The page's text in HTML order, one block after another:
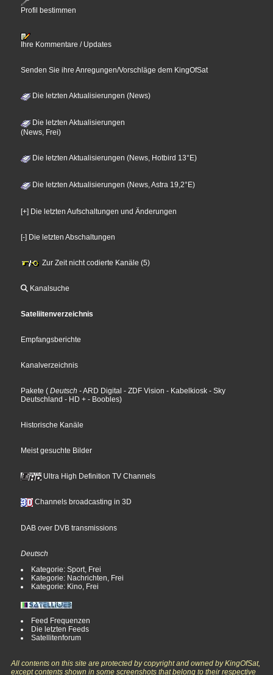
Profil bestimmen
Ihre Kommentare / Updates
Senden Sie ihre Anregungen/Vorschläge dem KingOfSat
Die letzten Aktualisierungen (News)
Die letzten Aktualisierungen
(News, Frei)
Die letzten Aktualisierungen (News, Hotbird 13°E)
Die letzten Aktualisierungen (News, Astra 19,2°E)
[+] Die letzten Aufschaltungen und Änderungen
[-] Die letzten Abschaltungen
Zur Zeit nicht codierte Kanäle (5)
Kanalsuche
Sateliitenverzeichnis
Empfangsberichte
Kanalverzeichnis
Pakete ( Deutsch - ARD Digital - ZDF Vision - Kabelkiosk - Sky
Deutschland - HD + - Boobles)
Historische Kanäle
Meist gesuchte Bilder
Ultra High Definition TV Channels
Channels broadcasting in 3D
DAB over DVB transmissions
Deutsch
Kategorie: Sport, Frei
Kategorie: Nachrichten, Frei
Kategorie: Kino, Frei
Feed Frequenzen
Die letzten Feeds
Satellitenforum
All contents on this site are protected by copyright and owned by KingOfSat,
except contents shown in some screenshots that belong to their respective